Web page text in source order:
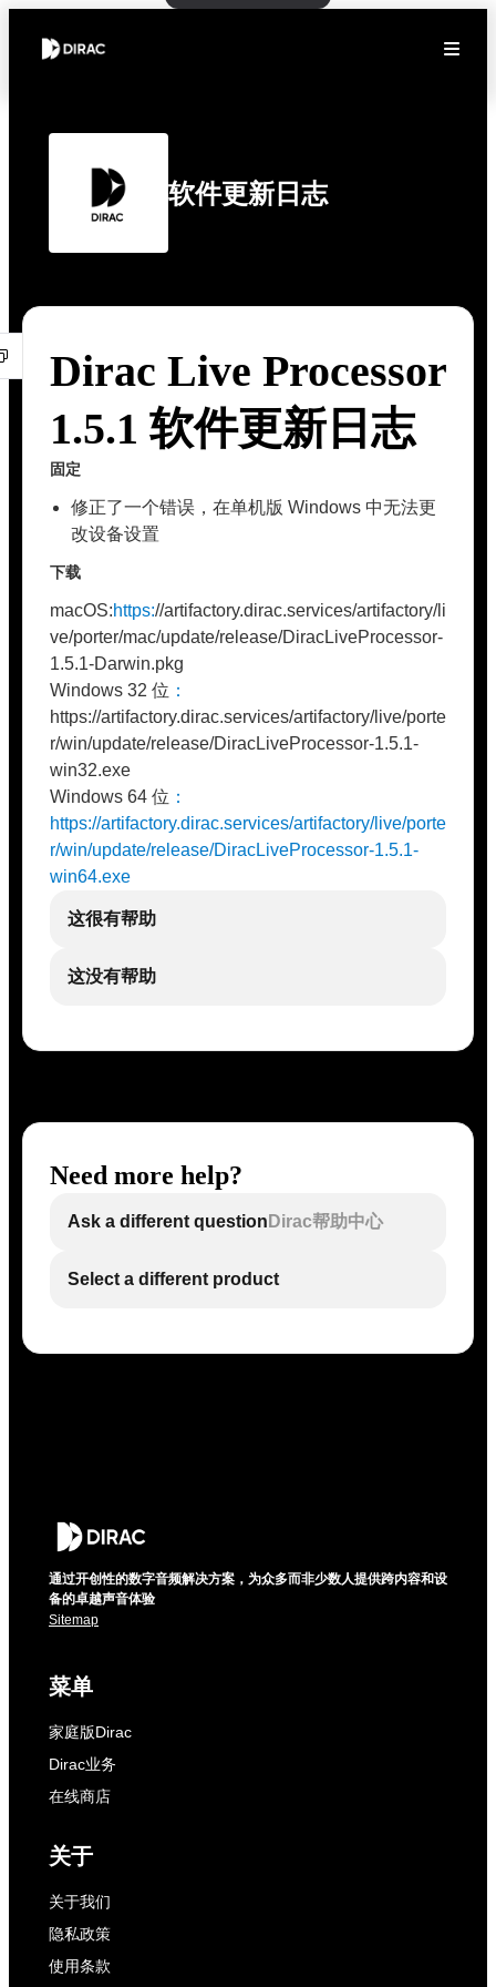
软件更新日志
Dirac Live Processor
1.5.1 软件更新日志
固定
修正了一个错误，在单机版 Windows 中无法更
改设备设置
下载
macOS:https://artifactory.dirac.services/artifactory/li
ve/porter/mac/update/release/DiracLiveProcessor-
1.5.1-Darwin.pkg
Windows 32 位 ：
https://artifactory.dirac.services/artifactory/live/porte
r/win/update/release/DiracLiveProcessor-1.5.1-
win32.exe
Windows 64 位 ：
https://artifactory.dirac.services/artifactory/live/porte
r/win/update/release/DiracLiveProcessor-1.5.1-
win64.exe
这很有帮助
这没有帮助
Need more help?
Ask a different question Dirac帮助中心
Select a different product
通过开创性的数字音频解决方案，为众多而非少数人提供跨内容和设
备的卓越声音体验
Sitemap
菜单
家庭版Dirac
Dirac业务
在线商店
关于
关于我们
隐私政策
使用条款